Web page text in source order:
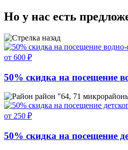
Но у нас есть
от 600 ₽
50% скидка на посещение
район "64, 71
от 250 ₽
50% скидка на посещение